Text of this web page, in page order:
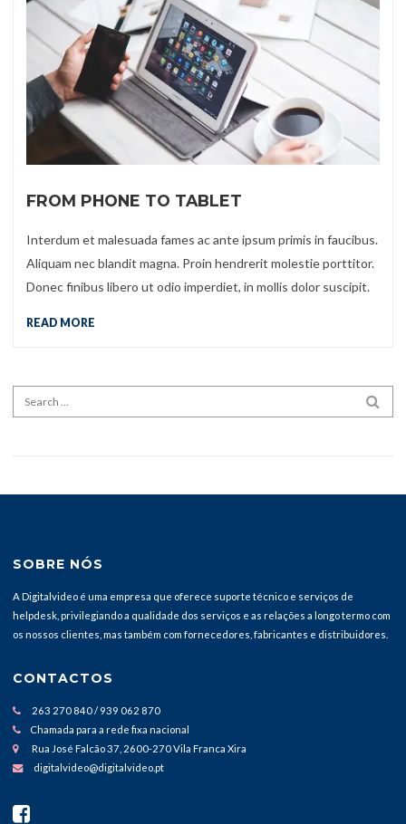
FROM PHONE TO TABLET
Interdum et malesuada fames ac ante ipsum primis in faucibus.
Aliquam nec blandit magna. Proin hendrerit molestie porttitor.
Donec finibus libero ut odio imperdiet, in mollis dolor suscipit.
READ MORE
Search for:
SOBRE NÓS
A Digitalvideo é uma empresa que oferece suporte técnico e serviços de
helpdesk, privilegiando a qualidade dos serviços e as relações a longo termo com
os nossos clientes, mas também com fornecedores, fabricantes e distribuidores.
CONTACTOS
263 270 840 / 939 062 870
Chamada para a rede fixa nacional
Rua José Falcão 37, 2600-270 Vila Franca Xira
digitalvideo@digitalvideo.pt